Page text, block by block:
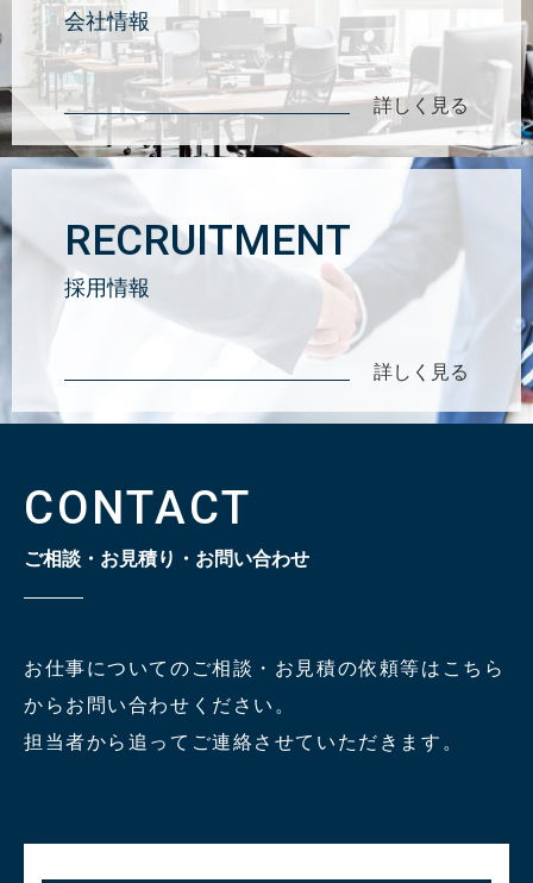
会社情報
詳しく見る
RECRUITMENT
採用情報
詳しく見る
CONTACT
ご相談・お見積り・お問い合わせ
お仕事についてのご相談・お見積の依頼等はこちら
からお問い合わせください。
担当者から追ってご連絡させていただきます。